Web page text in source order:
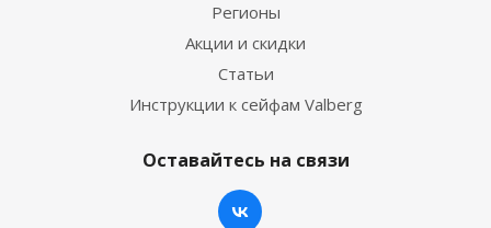
Регионы
Акции и скидки
Статьи
Инструкции к сейфам Valberg
Оставайтесь на связи